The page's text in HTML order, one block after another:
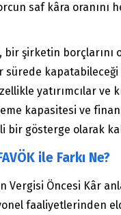
saf kâra oranını
bir şirketin borçlarını
sürede
yatırımcılar ve
kapasitesi ve
bir gösterge olarak
ile Farkı Ne?
Vergisi Öncesi Kâr
faaliyetlerinden